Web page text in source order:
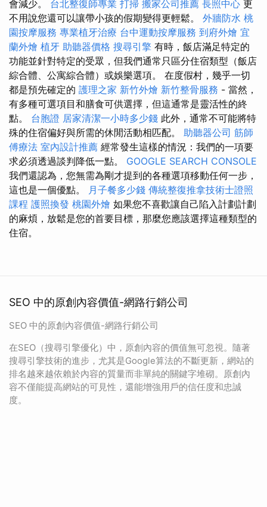
會減少。 台北整復師專業 打掃 搬家公司推薦 長照中心 更
不用說您還可以讓帶小孩的假期變得更輕鬆。 外牆防水 桃
園按摩服務 專業植牙治療 台中運動按摩服務 到府外燴 宜
蘭外燴 植牙 助聽器價格 搜尋引擎 有時，飯店滿足特定的
功能並針對特定的受眾，但我們通常只區分住宿類型（飯店
綜合體、公寓綜合體）或娛樂選項。 在度假村，幾乎一切
都是預先確定的 護理之家 新竹外燴 新竹整骨服務 - 當然，
有多種可選項目和膳食可供選擇，但這通常是靈活性的終
點。 台胞證 居家清潔一小時多少錢 此外，通常不可能將特
殊的住宿偏好與所需的休閒活動相匹配。 助聽器公司 筋師
傅療法 室內設計推薦 經常發生這樣的情況：我們的一項要
求必須透過談判降低一點。 GOOGLE SEARCH CONSOLE
我們還認為，您無需為剛才提到的各種選項移動任何一步，
這也是一個優點。
月子餐多少錢 傳統整復推拿技術士證照
課程 護照換發 桃園外燴 如果您不喜歡讓自己陷入計劃計劃
的麻煩，放鬆是您的首要目標，那麼您應該選擇這種類型的
住宿。
SEO 中的原創內容價值-網路行銷公司
SEO 中的原創內容價值-網路行銷公司
在SEO（搜尋引擎優化）中，原創內容的價值無可忽視。隨著
搜尋引擎技術的進步，尤其是Google算法的不斷更新，網站的
排名越來越依賴於內容的質量而非單純的關鍵字堆砌。原創內
容不僅能提高網站的可見性，還能增強用戶的信任度和忠誠
度。